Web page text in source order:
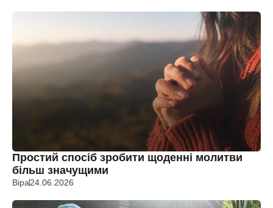
Простий спосіб зробити щоденні молитви
більш значущими
Віра24.06.2026